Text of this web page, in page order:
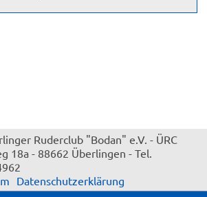
Ruderclub "Bodan" e.V. - ÜRC
18a - 88662 Überlingen - Tel.
Datenschutzerklärung